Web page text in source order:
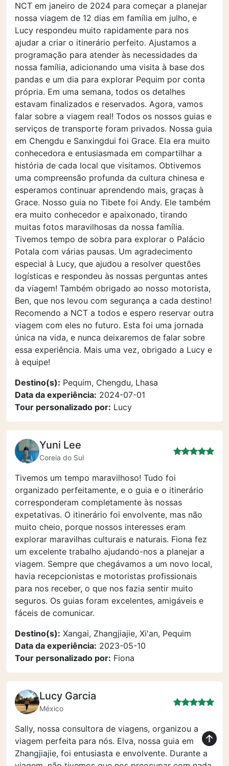
NCT em janeiro de 2024 para começar a planejar
nossa viagem de 12 dias em família em julho, e
Lucy respondeu muito rapidamente para nos
ajudar a criar o itinerário perfeito. Ajustamos a
programação para atender às necessidades da
nossa família, adicionando uma visita à base dos
pandas e um dia para explorar Pequim por conta
própria. Em uma semana, todos os detalhes
estavam finalizados e reservados. Agora, vamos
falar sobre a viagem real! Todos os nossos guias e
serviços de transporte foram privados. Nossa guia
em Chengdu e Sanxingdui foi Grace. Ela era muito
conhecedora e entusiasmada em compartilhar a
história de cada local que visitamos. Obtivemos
uma compreensão profunda da cultura chinesa e
esperamos continuar aprendendo mais, graças à
Grace. Nosso guia no Tibete foi Andy. Ele também
era muito conhecedor e apaixonado, tirando
muitas fotos maravilhosas da nossa família.
Tivemos tempo de sobra para explorar o Palácio
Potala com várias pausas. Um agradecimento
especial à Lucy, que ajudou a resolver questões
logísticas e respondeu às nossas perguntas antes
da viagem! Também obrigado ao nosso motorista,
Ben, que nos levou com segurança a cada destino!
Recomendo a NCT a todos e espero reservar outra
viagem com eles no futuro. Esta foi uma jornada
única na vida, e nunca deixaremos de falar sobre
essa experiência. Mais uma vez, obrigado a Lucy e
à equipe!
Destino(s): Pequim, Chengdu, Lhasa
Data da experiência: 2024-07-01
Tour personalizado por: Lucy
Yuni Lee
Coreia do Sul
Tivemos um tempo maravilhoso! Tudo foi
organizado perfeitamente, e o guia e o itinerário
corresponderam completamente às nossas
expetativas. O itinerário foi envolvente, mas não
muito cheio, porque nossos interesses eram
explorar maravilhas culturais e naturais. Fiona fez
um excelente trabalho ajudando-nos a planejar a
viagem. Sempre que chegávamos a um novo local,
havia recepcionistas e motoristas profissionais
para nos receber, o que nos fazia sentir muito
seguros. Os guias foram excelentes, amigáveis e
fáceis de comunicar.
Destino(s): Xangai, Zhangjiajie, Xi'an, Pequim
Data da experiência: 2023-05-10
Tour personalizado por: Fiona
Lucy Garcia
México
Sally, nossa consultora de viagens, organizou a
viagem perfeita para nós. Elva, nossa guia em
Zhangjiajie, foi entusiasta e envolvente. Durante a